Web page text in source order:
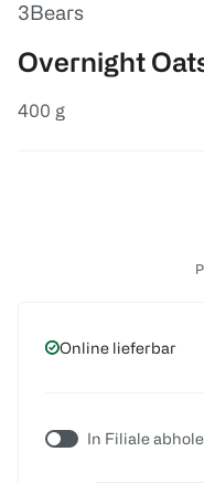
3Bears
Overnight
400 g
Online lieferbar
In Filiale